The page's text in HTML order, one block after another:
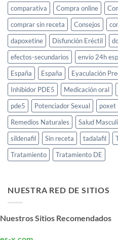
comparativa
Compra online
comprar sin receta
Consejos
dapoxetine
Disfunción Eréctil
efectos-secundarios
envío 24h
España
España Eyaculación
Inhibidor PDE5
Medicación oral
pde5
Potenciador Sexual poxet
Remedios Naturales
Salud
sildenafil
Sin receta tadalafil
Tratamiento
Tratamiento DE
NUESTRA RED DE SITIOS
Nuestros Sitios Recomendados